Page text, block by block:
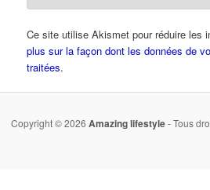
Ce site utilise Akismet pour réduire les
plus sur la façon dont les données de
traitées.
Copyright © 2026 Amazing lifestyle- Tous